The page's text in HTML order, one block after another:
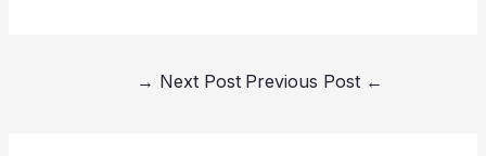
←
Next Post
→